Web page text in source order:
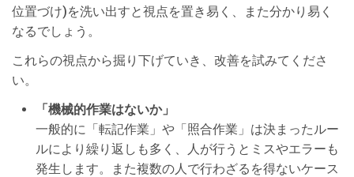
位置づけ)を洗い出すと視点を置き易く、また分かり易く
なるでしょう。
これらの視点から掘り下げていき、改善を試みてくださ
い。
「機械的作業はないか」
一般的に「転記作業」や「照合作業」は決まったルー
ルにより繰り返しも多く、人が行うとミスやエラーも
発生します。また複数の人で行わざるを得ないケース